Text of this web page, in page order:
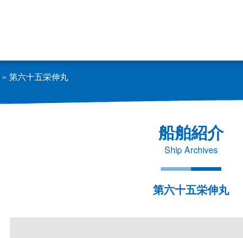
» 第六十五栄伸丸
船舶紹介
Ship Archives
第六十五栄伸丸